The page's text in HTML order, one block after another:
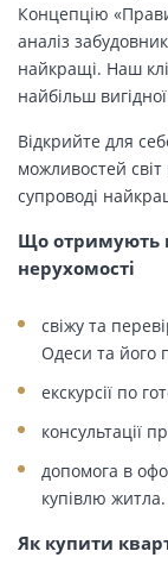
Концепцію
аналіз
найкращі. Наш
найбільш
Відкрийте для
можливостей
супроводі
Що отримують
нерухомості
свіжу та
Одеси та його
екскурсії по
консультації
допомога в
купівлю житла.
Як купити